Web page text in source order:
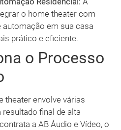
o home theater com
em sua casa
prático e eficiente.
o Processo
theater envolve várias
final de alta
a AB Áudio e Vídeo, o